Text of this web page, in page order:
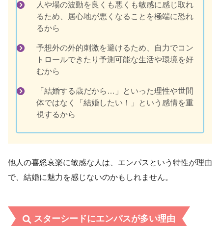
人や場の波動を良くも悪くも敏感に感じ取れ
るため、居心地が悪くなることを極端に恐れ
るから
予想外の外的刺激を避けるため、自力でコン
トロールできたり予測可能な生活や環境を好
むから
「結婚する歳だから…」といった理性や世間
体ではなく「結婚したい！」という感情を重
視するから
他人の喜怒哀楽に敏感な人は、エンパスという特性が理由
で、結婚に魅力を感じないのかもしれません。
スターシードにエンパスが多い理由